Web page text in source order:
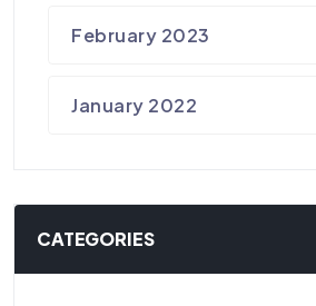
February 2023
January 2022
CATEGORIES